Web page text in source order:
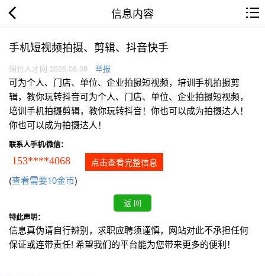
信息内容
手机短视频拍摄、剪辑、抖音快手
绵竹人才网 2026.08.09 举报
可为个人、门店、单位、企业拍摄短视频，培训手机拍摄剪
辑，教你玩转抖音可为个人、门店、单位、企业拍摄短视频，
培训手机拍摄剪辑，教你玩转抖音！你也可以成为拍摄达人！
你也可以成为拍摄达人！
联系人手机/微信：
153****4068 点击查看完整信息
(查看需要10金币)
特此声明：
信息真伪请自行辨别，求职应聘须谨慎，网站对此不承担任何
保证或连带责任! 希望我们的平台能为您带来更多的便利！